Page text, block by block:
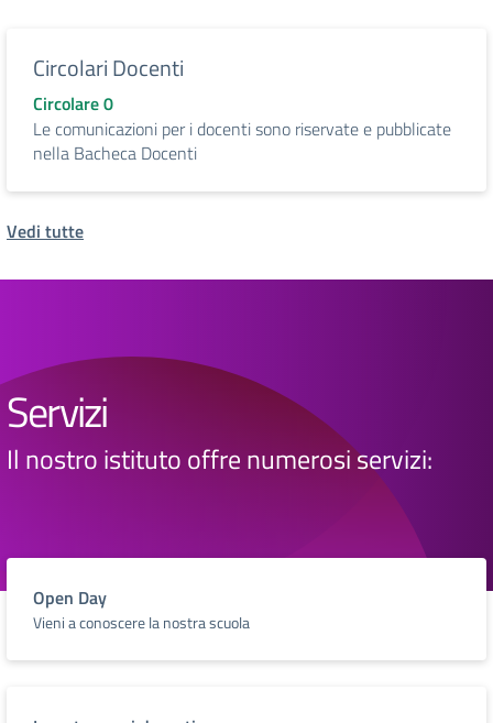
Circolari Docenti
Circolare 0
Le comunicazioni per i docenti sono riservate e pubblicate
nella Bacheca Docenti
Vedi tutte
Servizi
Il nostro istituto offre numerosi servizi:
Open Day
Vieni a conoscere la nostra scuola